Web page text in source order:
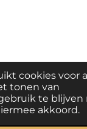
cookies voor
tonen van
te blijven
akkoord.